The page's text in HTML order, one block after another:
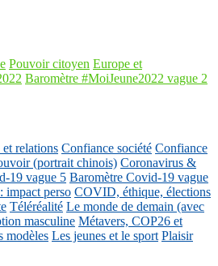
Pouvoir citoyen Europe et
Baromètre #MoiJeune2022 vague 2
relations Confiance société Confiance
(portrait chinois) Coronavirus &
19 vague 5 Baromètre Covid-19 vague
perso COVID, éthique, élections
Téléréalité Le monde de demain (avec
masculine Métavers, COP26 et
modèles Les jeunes et le sport Plaisir